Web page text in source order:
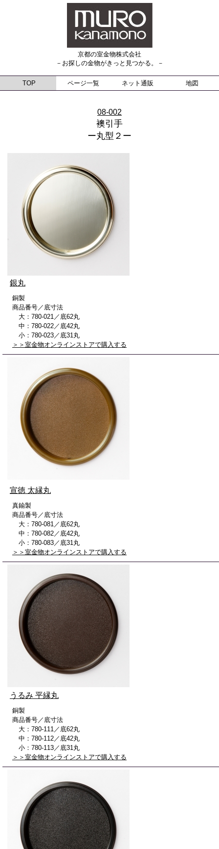
京都の室金物株式会社
－お探しの金物がきっと見つかる。－
TOP ページ一覧 ネット通販 地図
08-002
襖引手
ー丸型２ー
銀丸
銅製
商品番号／底寸法
大：780-021／底62丸
中：780-022／底42丸
小：780-023／底31丸
＞＞室金物オンラインストアで購入する
宣徳 太縁丸
真鍮製
商品番号／底寸法
大：780-081／底62丸
中：780-082／底42丸
小：780-083／底31丸
＞＞室金物オンラインストアで購入する
うるみ 平縁丸
銅製
商品番号／底寸法
大：780-111／底62丸
中：780-112／底42丸
小：780-113／底31丸
＞＞室金物オンラインストアで購入する